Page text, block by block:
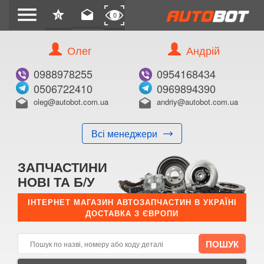
menu star
0 drafts 0
Олег
0988978255
0506722410
drafts oleg@autobot.com.ua
Всі менеджери
Андрій
0954168434
0969894390
drafts andriy@autobot.com.ua
ЗАПЧАСТИНИ
НОВІ ТА Б/У
ІНТЕРНЕТ МАГАЗИН АВТОЗАПЧАСТИН В УКРАЇНІ
ДОСТАВКА З ЄВРОПИ
КУПИТИ
Оригінальний номер:
Примітка:
E-mail:
Телефон: